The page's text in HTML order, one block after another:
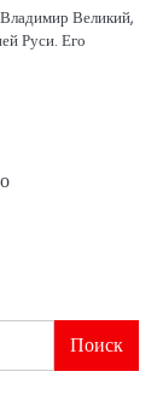
Великий,
Руси. Его
Поиск